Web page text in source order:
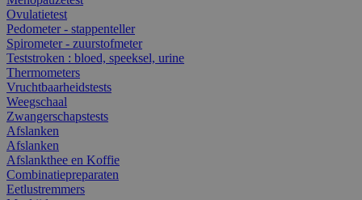
Ovulatietest
Pedometer - stappenteller
Spirometer - zuurstofmeter
Teststroken : bloed, speeksel, urine
Thermometers
Vruchtbaarheidstests
Weegschaal
Zwangerschapstests
Afslanken
Afslanken
Afslankthee en Koffie
Combinatiepreparaten
Eetlustremmers